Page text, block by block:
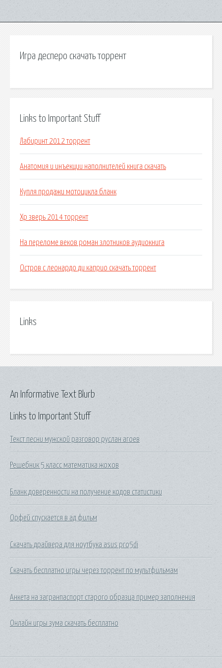
Игра десперо скачать торрент
Links to Important Stuff
Лабиринт 2012 торрент
Анатомия и инъекции наполнителей книга скачать
Купля продажи мотоцикла бланк
Хр зверь 2014 торрент
На переломе веков роман злотников аудиокнига
Остров с леонардо ди каприо скачать торрент
Links
Links to Important Stuff
Текст песни мужской разговор руслан агоев
Решебник 5 класс математика жохов
Бланк доверенности на получение кодов статистики
Орфей спускается в ад фильм
Скачать драйвера для ноутбука asus pro5di
Скачать бесплатно игры через торрент по мультфильмам
Анкета на загранпаспорт старого образца пример заполнения
Онлайн игры зума скачать бесплатно
An Informative Text Blurb